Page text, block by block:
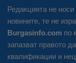
Редакцията не носи
новините, те не
Burgasinfo.com по
запазват правото
квалификации и